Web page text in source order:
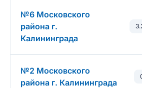
№6 Московского
района г.
Калининграда
№2 Московского
района г. Калининграда